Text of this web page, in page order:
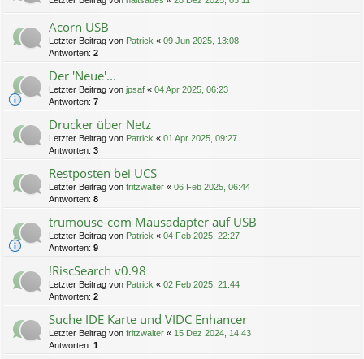
Acorn USB
Letzter Beitrag von Patrick « 09 Jun 2025, 13:08
Antworten: 2
Der 'Neue'...
Letzter Beitrag von jpsaf « 04 Apr 2025, 06:23
Antworten: 7
Drucker über Netz
Letzter Beitrag von Patrick « 01 Apr 2025, 09:27
Antworten: 3
Restposten bei UCS
Letzter Beitrag von fritzwalter « 06 Feb 2025, 06:44
Antworten: 8
trumouse-com Mausadapter auf USB
Letzter Beitrag von Patrick « 04 Feb 2025, 22:27
Antworten: 9
!RiscSearch v0.98
Letzter Beitrag von Patrick « 02 Feb 2025, 21:44
Antworten: 2
Suche IDE Karte und VIDC Enhancer
Letzter Beitrag von fritzwalter « 15 Dez 2024, 14:43
Antworten: 1